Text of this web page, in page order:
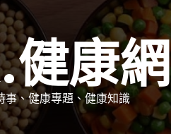
健康網
事、健康專題、健康知識